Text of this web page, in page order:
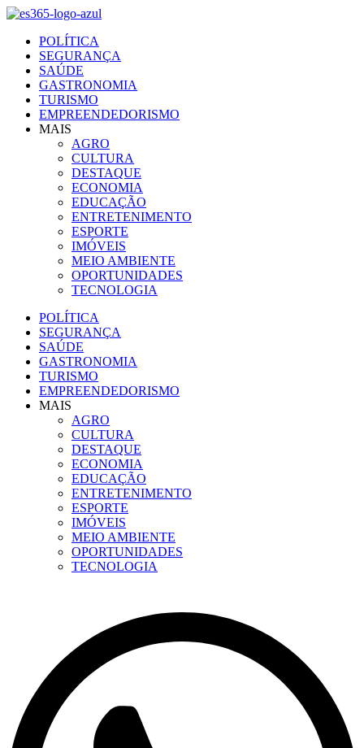
Ir
conteúdo
POLÍTICA
SEGURANÇA
SAÚDE
GASTRONOMIA
TURISMO
EMPREENDEDORISMO
MAIS
AGRO
CULTURA
DESTAQUE
ECONOMIA
EDUCAÇÃO
ENTRETENIMENTO
ESPORTE
IMÓVEIS
MEIO AMBIENTE
OPORTUNIDADES
TECNOLOGIA
POLÍTICA
SEGURANÇA
SAÚDE
GASTRONOMIA
TURISMO
EMPREENDEDORISMO
MAIS
AGRO
CULTURA
DESTAQUE
ECONOMIA
EDUCAÇÃO
ENTRETENIMENTO
ESPORTE
IMÓVEIS
MEIO AMBIENTE
OPORTUNIDADES
TECNOLOGIA